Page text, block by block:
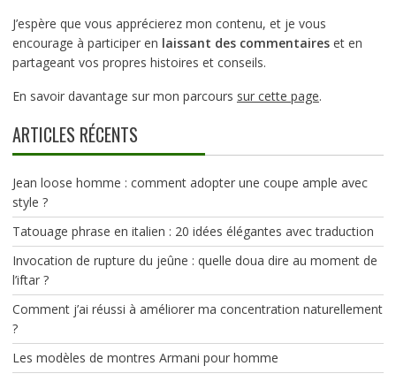
J’espère que vous apprécierez mon contenu, et je vous
encourage à participer en laissant des commentaireset en
partageant vos propres histoires et conseils.
En savoir davantage sur mon parcours sur cette page.
ARTICLES RÉCENTS
Jean loose homme : comment adopter une coupe ample avec
style ?
Tatouage phrase en italien : 20 idées élégantes avec traduction
Invocation de rupture du jeûne : quelle doua dire au moment de
l’iftar ?
Comment j’ai réussi à améliorer ma concentration naturellement
?
Les modèles de montres Armani pour homme